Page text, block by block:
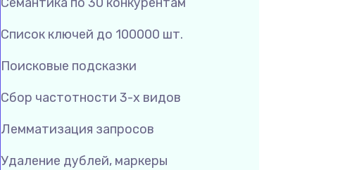
Список ключей до 100000 шт.
Поисковые подсказки
Сбор частотности 3-х видов
Лемматизация запросов
Удаление дублей, маркеры